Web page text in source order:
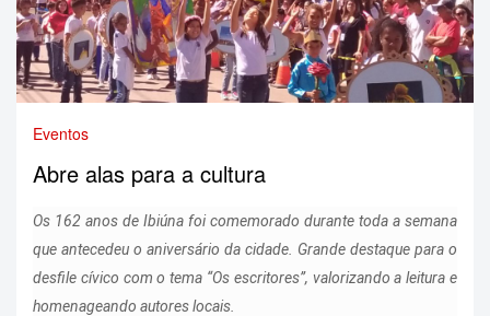
Eventos
Abre alas para a cultura
Os 162 anos de Ibiúna foi comemorado durante toda a semana
que antecedeu o aniversário da cidade. Grande destaque para o
desfile cívico com o tema “Os escritores”, valorizando a leitura e
homenageando autores locais.